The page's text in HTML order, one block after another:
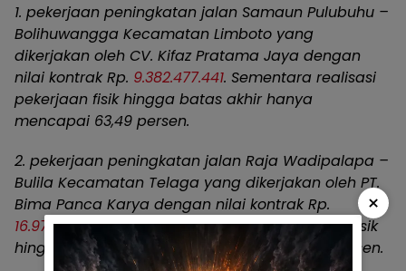
1. pekerjaan peningkatan jalan Samaun Pulubuhu –
Bolihuwangga Kecamatan Limboto yang
dikerjakan oleh CV. Kifaz Pratama Jaya dengan
nilai kontrak Rp. 9.382.477.441. Sementara realisasi
pekerjaan fisik hingga batas akhir hanya
mencapai 63,49 persen.
2. pekerjaan peningkatan jalan Raja Wadipalapa –
Bulila Kecamatan Telaga yang dikerjakan oleh PT.
Bima Panca Karya dengan nilai kontrak Rp.
16.976.606.684. Sementara realisasi pekerjaan fisik
hingga batas akhir hanya mencapai 86.75 persen.
×